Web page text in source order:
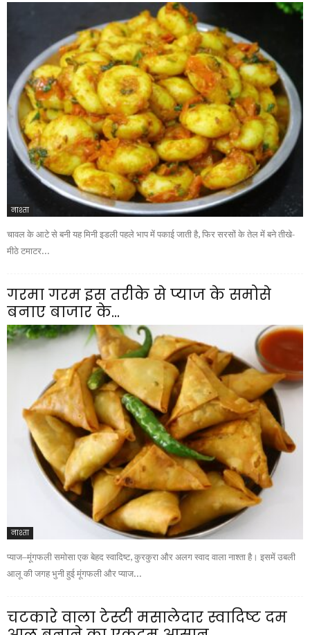
नाश्ता
चावल के आटे से बनी यह मिनी इडली पहले भाप में पकाई जाती है, फिर सरसों के तेल में बने तीखे-
मीठे टमाटर...
गरमा गरम इस तरीके से प्याज के समोसे
बनाए बाजार के...
नाश्ता
प्याज–मूंगफली समोसा एक बेहद स्वादिष्ट, कुरकुरा और अलग स्वाद वाला नाश्ता है। इसमें उबली
आलू की जगह भुनी हुई मूंगफली और प्याज...
चटकारे वाला टेस्टी मसालेदार स्वादिष्ट दम